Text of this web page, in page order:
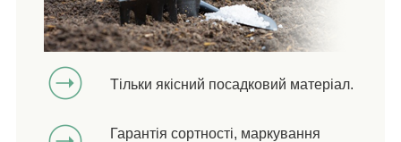
Тільки якісний посадковий матеріал.
Гарантія сортності, маркування